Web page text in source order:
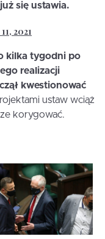
się ustawia.
2021
kilka tygodni po
realizacji
kwestionować
ustaw wciąż
korygować.